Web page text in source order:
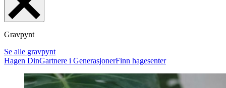
Gravpynt
Se alle gravpynt
Hagen DinGartnere i GenerasjonerFinn hagesenter